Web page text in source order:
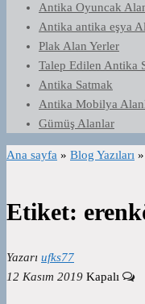
Antika Oyuncak
Antika antika eşya
Plak Alan Yerler
Talep Edilen Antika
Antika Satmak
Antika Mobilya
Gümüş Alanlar
Ana sayfa » Blog Yazıları »
Etiket:
Yazarı ufks77
12 Kasım 2019 Kapalı